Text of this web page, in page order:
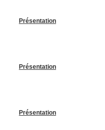
Présentation
Présentation
Présentation